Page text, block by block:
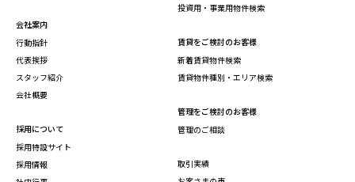
会社案内
行動指針
代表挨拶
スタッフ紹介
会社概要
採用について
採用特設サイト
採用情報
投資用・事業用物件検索
賃貸をご検討のお客様
新着賃貸物件検索
賃貸物件種別・エリア検索
管理をご検討のお客様
管理のご相談
取引実績